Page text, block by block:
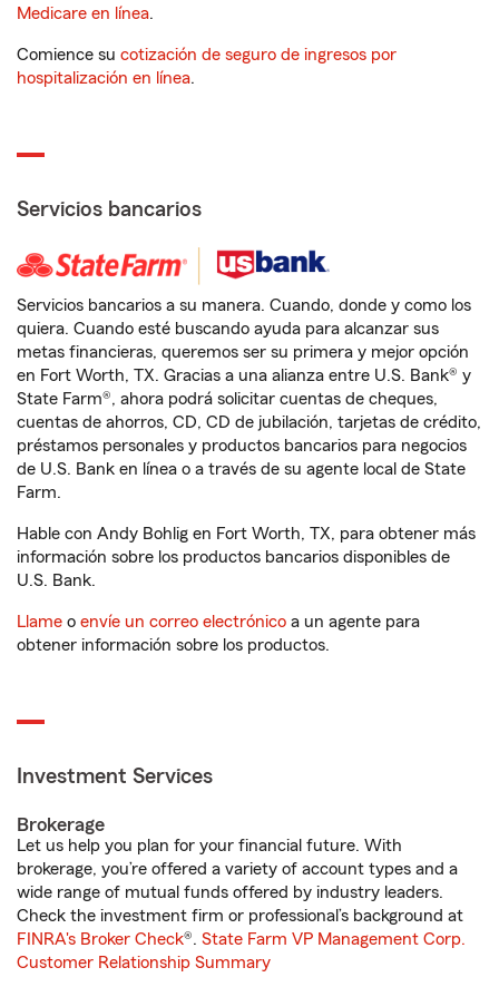
Medicare en línea.
Comience su cotización de seguro de ingresos por
hospitalización en línea.
Servicios bancarios
Servicios bancarios a su manera. Cuando, donde y como los
quiera. Cuando esté buscando ayuda para alcanzar sus
metas financieras, queremos ser su primera y mejor opción
en Fort Worth, TX. Gracias a una alianza entre U.S. Bank® y
State Farm®, ahora podrá solicitar cuentas de cheques,
cuentas de ahorros, CD, CD de jubilación, tarjetas de crédito,
préstamos personales y productos bancarios para negocios
de U.S. Bank en línea o a través de su agente local de State
Farm.
Hable con Andy Bohlig en Fort Worth, TX, para obtener más
información sobre los productos bancarios disponibles de
U.S. Bank.
Llame o envíe un correo electrónico a un agente para
obtener información sobre los productos.
Investment Services
Brokerage
Let us help you plan for your financial future. With
brokerage, you’re offered a variety of account types and a
wide range of mutual funds offered by industry leaders.
Check the investment firm or professional’s background at
FINRA's Broker Check®. State Farm VP Management Corp.
Customer Relationship Summary